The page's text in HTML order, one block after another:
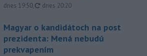
dnes 19:50, aktualizované
dnes 20:20
Magyar o kandidátoch na post
prezidenta: Mená nebudú
prekvapením